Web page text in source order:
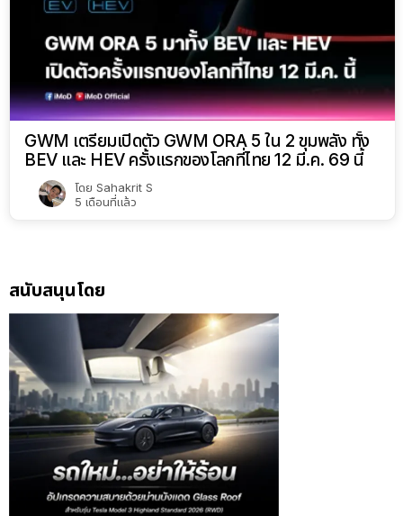
GWM เตรียมเปิดตัว GWM ORA 5 ใน 2 ขุมพลัง ทั้ง
BEV และ HEV ครั้งแรกของโลกที่ไทย 12 มี.ค. 69 นี้
โดย Sahakrit S
5 เดือนที่แล้ว
สนับสนุนโดย